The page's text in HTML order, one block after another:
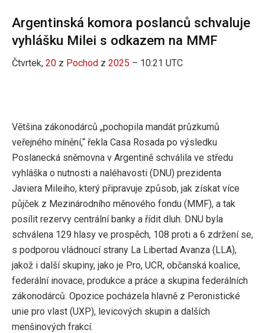
Argentinská komora poslanců schvaluje
vyhlášku Milei s odkazem na MMF
Čtvrtek, 20 z Pochod z 2025 – 10:21 UTC
Většina zákonodárců „pochopila mandát průzkumů
veřejného mínění,“ řekla Casa Rosada po výsledku
Poslanecká sněmovna v Argentině schválila ve středu
vyhláška o nutnosti a naléhavosti (DNU) prezidenta
Javiera Mileiho, který připravuje způsob, jak získat více
půjček z Mezinárodního měnového fondu (MMF), a tak
posílit rezervy centrální banky a řídit dluh. DNU byla
schválena 129 hlasy ve prospěch, 108 proti a 6 zdržení se,
s podporou vládnoucí strany La Libertad Avanza (LLA),
jakož i další skupiny, jako je Pro, UCR, občanská koalice,
federální inovace, produkce a práce a skupina federálních
zákonodárců. Opozice pocházela hlavně z Peronistické
unie pro vlast (UXP), levicových skupin a dalších
menšinových frakcí.